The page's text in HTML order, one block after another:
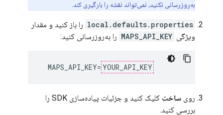
به‌روزرسانی نکنید، نمی‌تواند نقشه را بارگیری کند.
local.defaults.properties را باز کنید و مقدار
ویژگی MAPS_API_KEY را به‌روزرسانی کنید:
  MAPS_API_KEY=
YOUR_API_KEY
روی ساخت
کلیک کنید و جزئیات پیاده‌سازی SDK را
بررسی کنید.